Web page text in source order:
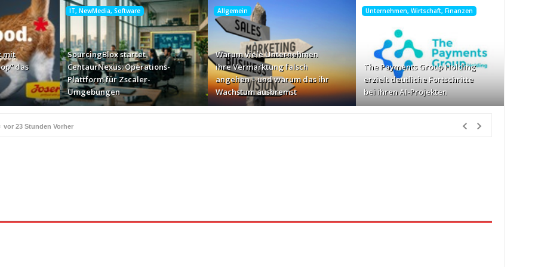
mit
das
IT, NewMedia, Software
SourcingBlox startet
CentaurNexus: Operations-
Plattform für Zscaler-
Umgebungen
Allgemein
Warum viele Unternehmen
ihre Vermarktung falsch
angehen – und warum das ihr
Wachstum ausbremst
Unternehmen, Wirtschaft, Finanzen
The Payments Group Holding
erzielt deutliche Fortschritte
bei ihren AI-Projekten
vor 23 Stunden Vorher
warum das ihr Wachstum ausbremst
AI-Projekten